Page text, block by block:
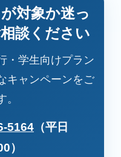
対象か迷っ
談ください
・学生向けプラン
キャンペーンをご
。
5164 （平日
）